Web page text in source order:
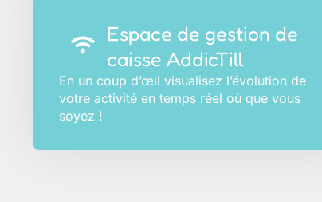
Espace de gestion de
caisse AddicTill
En un coup d’œil visualisez l’évolution de
votre activité en temps réel où que vous
soyez !